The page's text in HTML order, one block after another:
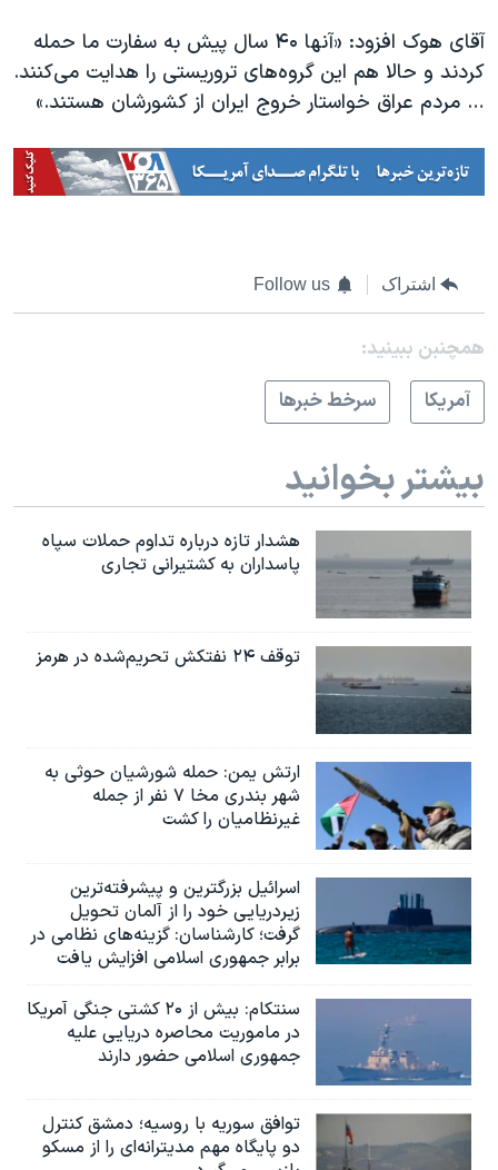
آقای هوک افزود: «آنها ۴۰ سال پیش به سفارت ما حمله
کردند و حالا هم این گروه‌های تروریستی را هدایت می‌کنند.
… مردم عراق خواستار خروج ایران از کشورشان هستند.»
اشتراک Follow us
همچنبن ببینید:
آمريکا
سرخط خبرها
بیشتر بخوانید
هشدار تازه درباره تداوم حملات سپاه
پاسداران به کشتیرانی تجاری
توقف ۲۴ نفتکش تحریم‌شده در هرمز
ارتش یمن: حمله شورشیان حوثی به
شهر بندری مخا ۷ نفر از جمله
غیرنظامیان را کشت
اسرائيل بزرگترین و پیشرفته‌ترین
زیردریایی خود را از آلمان تحویل
گرفت؛ کارشناسان: گزینه‌های نظامی در
برابر جمهوری اسلامی افزایش یافت
سنتکام: بیش از ۲۰ کشتی جنگی آمریکا
در ماموریت محاصره دریایی علیه
جمهوری اسلامی حضور دارند
توافق سوریه با روسیه؛ دمشق کنترل
دو پایگاه مهم مدیترانه‌ای را از مسکو